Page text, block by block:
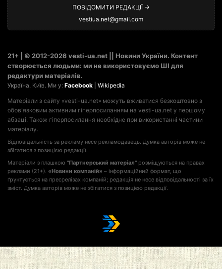
ПОВІДОМИТИ РЕДАКЦІЇ →
vestiua.net@gmail.com
21+ | © 2012-2026 vesti-ua.net || Новини України. Контент
створюється людьми: ми не використовуємо ШІ для
редактури матеріалів.
Україна. Київ. Ми у: Facebook Wikipedia
Матеріали з сайту «vesti-ua.net» можуть вживатися безкоштовно з
обов'язковим активним гіперпосиланням на vesti-ua.net у першому
абзаці. Також гіперпосилання необхідне при використанні частини
матеріалу.
Відповідальність за рекламу несе рекламодавець. Думка авторів може не
збігатися з позицією редакції.
Матеріали з плашкою "Партнерський матеріал" розміщуються на правах
реклами (21+). «Новини компаній» – інформаційний формат, що
ґрунтується на пресрелізах компаній; редакція не несе відповідальності за їх
зміст. Думка авторів може не збігатися з позицією редакції.